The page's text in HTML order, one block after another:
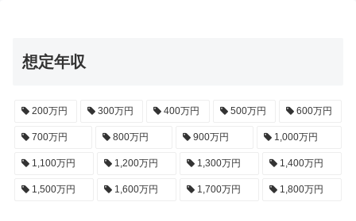
想定年収
200万円 300万円 400万円 500万円 600万円
700万円 800万円 900万円 1,000万円
1,100万円 1,200万円 1,300万円 1,400万円
1,500万円 1,600万円 1,700万円 1,800万円